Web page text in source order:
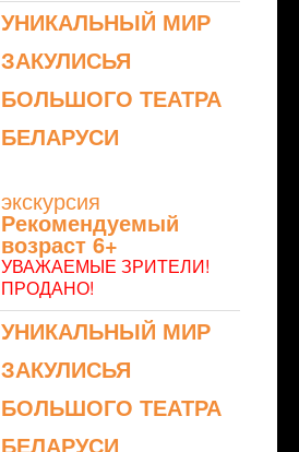
УНИКАЛЬНЫЙ МИР
ЗАКУЛИСЬЯ
БОЛЬШОГО ТЕАТРА
БЕЛАРУСИ
экскурсия
Рекомендуемый
возраст 6+
УВАЖАЕМЫЕ ЗРИТЕЛИ!
ПРОДАНО!
УНИКАЛЬНЫЙ МИР
ЗАКУЛИСЬЯ
БОЛЬШОГО ТЕАТРА
БЕЛАРУСИ